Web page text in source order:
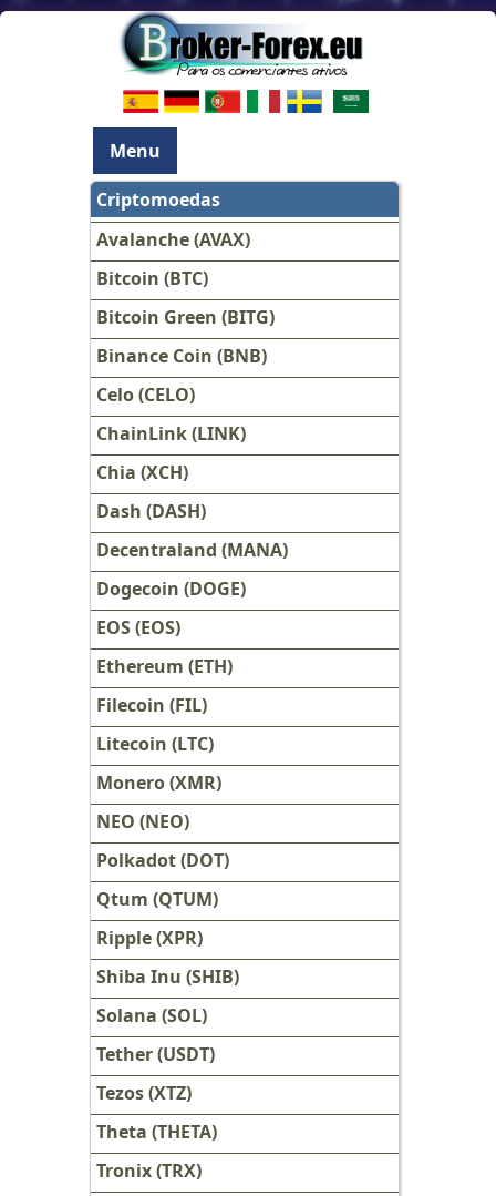
Menu
Criptomoedas
Avalanche (AVAX)
Bitcoin (BTC)
Bitcoin Green (BITG)
Binance Coin (BNB)
Celo (CELO)
ChainLink (LINK)
Chia (XCH)
Dash (DASH)
Decentraland (MANA)
Dogecoin (DOGE)
EOS (EOS)
Ethereum (ETH)
Filecoin (FIL)
Litecoin (LTC)
Monero (XMR)
NEO (NEO)
Polkadot (DOT)
Qtum (QTUM)
Ripple (XPR)
Shiba Inu (SHIB)
Solana (SOL)
Tether (USDT)
Tezos (XTZ)
Theta (THETA)
Tronix (TRX)